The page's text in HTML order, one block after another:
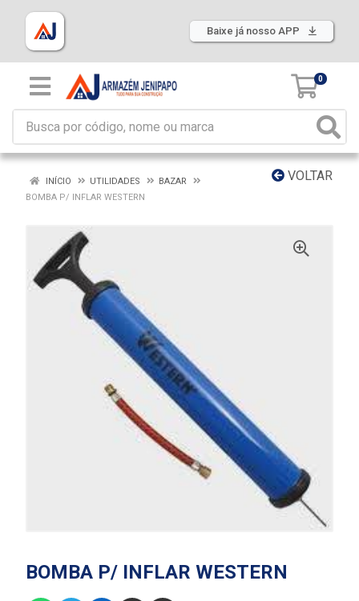
Baixe já nosso APP
0
VOLTAR
INÍCIO UTILIDADES
BAZAR
BOMBA P/ INFLAR WESTERN
BOMBA P/ INFLAR WESTERN